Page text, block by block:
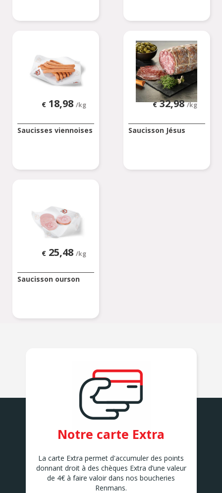
€ 18,98 /kg
Saucisses viennoises
€32,98 /kg
Saucisson Jésus
€ 25,48 /kg
Saucisson ourson
Notre carte Extra
La carte Extra permet d'accumuler des points
donnant droit à des chèques Extra d’une valeur
de 4€ à faire valoir dans nos boucheries
Renmans.